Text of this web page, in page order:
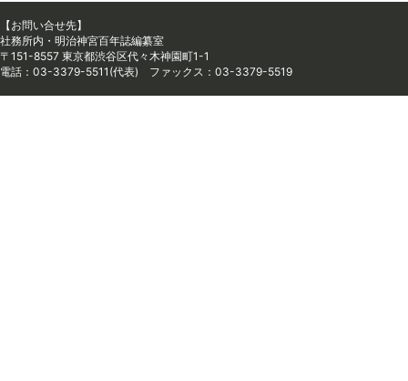
【お問い合せ先】
社務所内・明治神宮百年誌編纂室
〒151-8557 東京都渋谷区代々木神園町1-1
電話：03-3379-5511(代表) ファックス：03-3379-5519